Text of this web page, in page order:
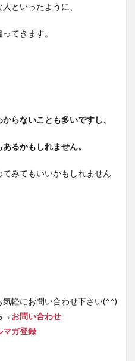
といったように、
てきます。
らないことも多いですし、
るかもしれません。
みてもいいかもしれません
軽にお問い合わせ下さい(^^)
→ お問い合わせ
マガ登録